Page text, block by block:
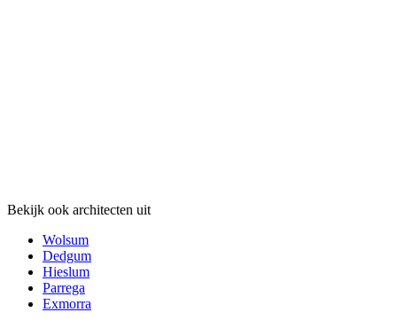
Bekijk ook architecten uit
Wolsum
Dedgum
Hieslum
Parrega
Exmorra